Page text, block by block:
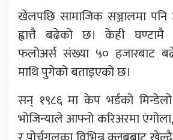
खेलपछि सामाजिक सञ्जालमा पनि
ह्वात्तै बढेको छ। केही घण्टामै
फलोअर्स संख्या ५० हजारबाट
माथि पुगेको बताइएको छ।
सन् १९८६ मा केप भर्डको
भोजिन्याले आफ्नो करिअरमा